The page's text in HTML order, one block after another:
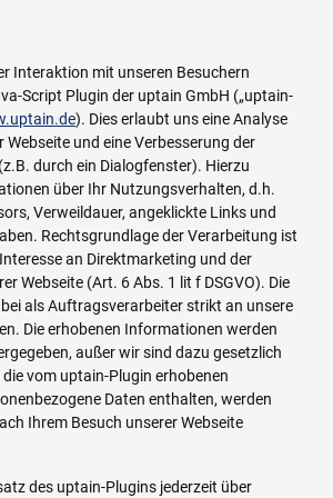
Interaktion mit unseren Besuchern
Script Plugin der uptain GmbH („uptain-
). Dies erlaubt uns eine Analyse
Webseite und eine Verbesserung der
durch ein Dialogfenster). Hierzu
über Ihr Nutzungsverhalten, d.h.
Verweildauer, angeklickte Links und
Rechtsgrundlage der Verarbeitung ist
an Direktmarketing und der
Webseite (Art. 6 Abs. 1 lit f DSGVO). Die
als Auftragsverarbeiter strikt an unsere
Die erhobenen Informationen werden
außer wir sind dazu gesetzlich
vom uptain-Plugin erhobenen
Daten enthalten, werden
Ihrem Besuch unserer Webseite
des uptain-Plugins jederzeit über